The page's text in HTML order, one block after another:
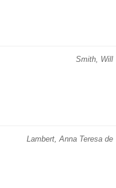
Smith, Will
Lambert, Anna Teresa de